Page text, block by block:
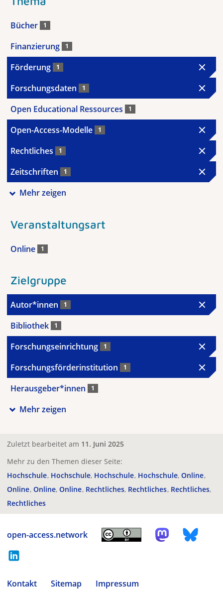
Bücher 1
Finanzierung 1
Förderung 1
Forschungsdaten 1
Open Educational Ressources 1
Open-Access-Modelle 1
Rechtliches 1
Zeitschriften 1
Mehr zeigen
Veranstaltungsart
Online 1
Zielgruppe
Autor*innen 1
Bibliothek 1
Forschungseinrichtung 1
Forschungsförderinstitution 1
Herausgeber*innen 1
Mehr zeigen
Zuletzt bearbeitet am 11. Juni 2025
Mehr zu den Themen dieser Seite:
Hochschule Hochschule Hochschule Hochschule Online
Online Online Online Rechtliches Rechtliches Rechtliches
Rechtliches
open-access.network
Kontakt Sitemap
Impressum